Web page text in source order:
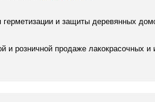
и защиты деревянных
розничной продаже лакокрасочных и